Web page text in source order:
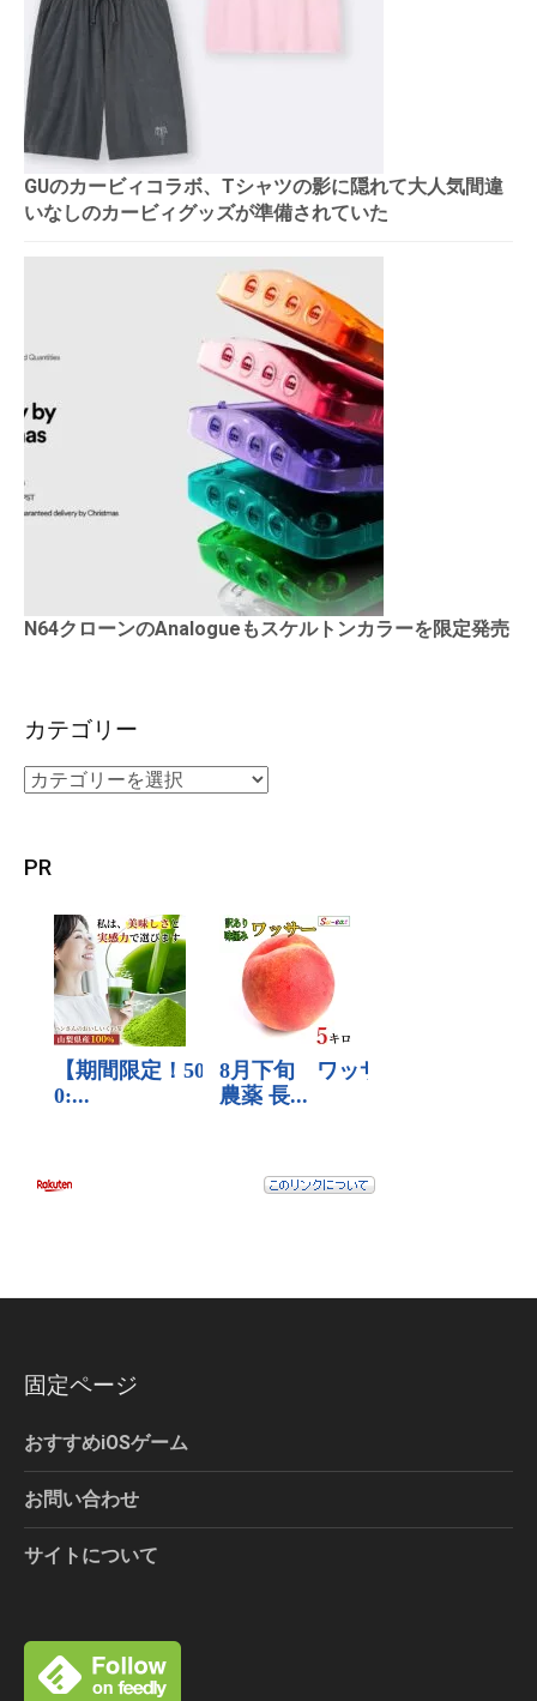
GUのカービィコラボ、Tシャツの影に隠れて大人気間違
いなしのカービィグッズが準備されていた
N64クローンのAnalogueもスケルトンカラーを限定発売
カテゴリー
PR
固定ページ
おすすめiOSゲーム
お問い合わせ
サイトについて